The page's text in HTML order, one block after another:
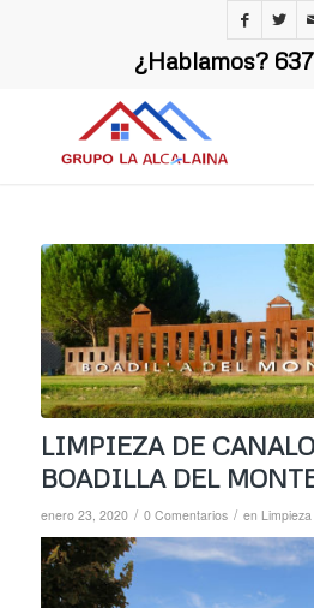
¿Hablamos?
LIMPIEZA DE
BOADILLA DEL
enero 23, 2020 / 0 Comentarios / en